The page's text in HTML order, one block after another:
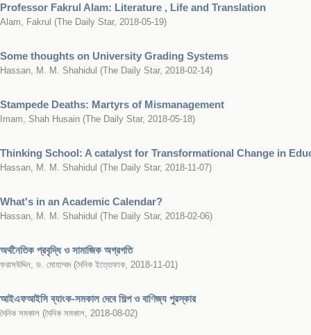
Professor Fakrul Alam: Literature , Life and Translation
Alam, Fakrul (The Daily Star, 2018-05-19)
Some thoughts on University Grading Systems
Hassan, M. M. Shahidul (The Daily Star, 2018-02-14)
Stampede Deaths: Martyrs of Mismanagement
Imam, Shah Husain (The Daily Star, 2018-05-18)
Thinking School: A catalyst for Transformational Change in
Hassan, M. M. Shahidul (The Daily Star, 2018-11-07)
What's in an Academic Calendar?
Hassan, M. M. Shahidul (The Daily Star, 2018-02-06)
অর্থনৈতিক প্রবৃদ্ধি ও সামাজিক অগ্রগতি
ফরাসউদ্দিন, ড. মোহাম্মদ (দৈনিক ইত্তেফাক, 2018-11-01)
আইএফআইসি ব্যাংক-সমকাল দেবে শিল্প ও বাণিজ্য পুরস্কার
দৈনিক সমকাল (দৈনিক সমকাল, 2018-08-02)